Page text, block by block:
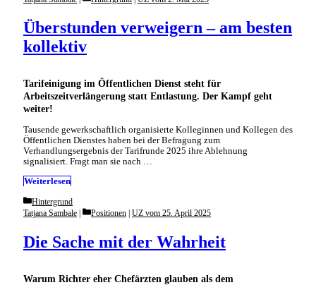
Tarifeinigung im Öffentlichen Dienst steht für
Arbeitszeitverlängerung statt Entlastung. Der Kampf geht
weiter!
Überstunden verweigern – am besten
kollektiv
Tausende gewerkschaftlich organisierte Kolleginnen und Kollegen des
Öffentlichen Dienstes haben bei der Befragung zum
Verhandlungsergebnis der Tarifrunde 2025 ihre Ablehnung
signalisiert. Fragt man sie nach …
Weiterlesen
Categories
Hintergrund
Warum Richter eher Chefärzten glauben als dem
Die Sache mit der Wahrheit
Tatjana Sambale Categories
Positionen | UZ vom 25. April 2025